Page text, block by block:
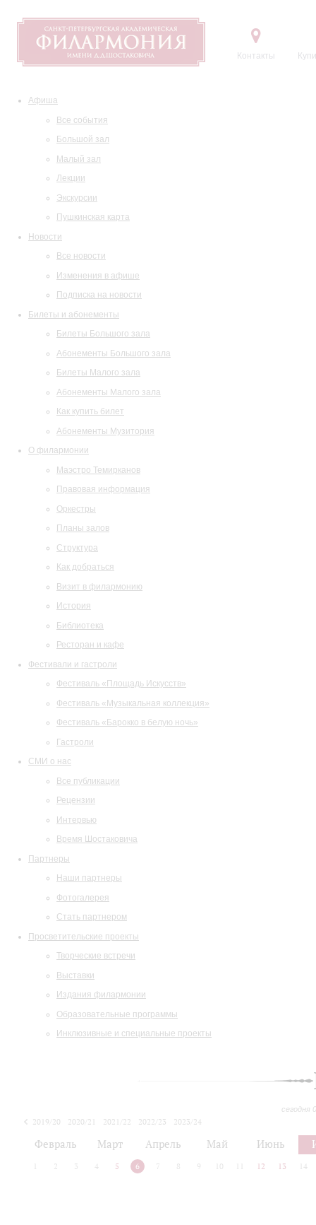
Контакты
Афиша
Все события
Большой зал
Малый зал
Лекции
Экскурсии
Пушкинская карта
Новости
Все новости
Изменения в афише
Подписка на новости
Билеты и абонементы
Билеты Большого зала
Абонементы Большого зала
Билеты Малого зала
Абонементы Малого зала
Как купить билет
Абонементы Музитория
О филармонии
Маэстро Темирканов
Правовая информация
Оркестры
Планы залов
Структура
Как добраться
Визит в филармонию
История
Библиотека
Ресторан и кафе
Фестивали и гастроли
Фестиваль «Площадь Искусств»
Фестиваль «Музыкальная коллекция»
Фестиваль «Барокко в белую ночь»
Гастроли
СМИ о нас
Все публикации
Рецензии
Интервью
Время Шостаковича
Партнеры
Наши партнеры
Фотогалерея
Стать партнером
Просветительские проекты
Творческие встречи
Выставки
Издания филармонии
Образовательные программы
Инклюзивные и специальные проекты
сегодня
2019/20 2020/21 2021/22 2022/23
2023/24
Февраль Март Апрель Май Июнь
2 3 4 5 6 7 8 9 10 12 13 14